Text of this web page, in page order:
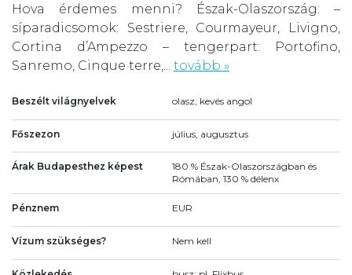
Hova érdemes menni? Észak-Olaszország: –
síparadicsomok: Sestriere, Courmayeur, Livigno,
Cortina d’Ampezzo – tengerpart: Portofino,
Sanremo, Cinque terre,... tovább »
Beszélt világnyelvek olasz, kevés angol
Főszezon július, augusztus
Árak Budapesthez képest
180 % Észak-Olaszországban és
Rómában, 130 % délenx
Pénznem EUR
Vízum szükséges? Nem kell